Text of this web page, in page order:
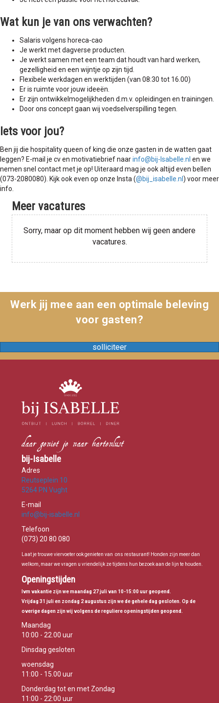
Wat kun je van ons verwachten?
Salaris volgens horeca-cao
Je werkt met dagverse producten.
Je werkt samen met een team dat houdt van hard werken,
gezelligheid en een wijntje op zijn tijd.
Flexibele werkdagen en werktijden (van 08:30 tot 16.00)
Er is ruimte voor jouw ideeën.
Er zijn ontwikkelmogelijkheden d.m.v. opleidingen en trainingen.
Door ons concept gaan wij voedselverspilling tegen.
Iets voor jou?
Ben jij die hospitality queen of king die onze gasten in de watten gaat
leggen? E-mail je cv en motivatiebrief naarinfo@bij-Isabelle.nl en we
nemen snel contact met je op! Uiteraard mag je ook altijd even bellen
(073-2080080). Kijk ook even op onze Insta (@bij_isabelle.nl) voor meer
info.
Meer vacatures
Sorry, maar op dit moment hebben wij geen andere
vacatures.
Werk jij mee aan een optimale beleving
voor gasten?
solliciteer
bij-Isabelle
Adres
Reutseplein 10
5264 PN Vught
E-mail
info@bij-isabelle.nl
Telefoon
(073) 20 80 080
Laat je trouwe viervoeter ook genieten van ons restaurant! Honden zijn meer dan
welkom, maar we vragen u vriendelijk ze tijdens hun bezoek aan de lijn te houden.
Openingstijden
Ivm vakantie zijn we maandag 27 juli van 10-15:00 uur geopend.
Vrijdag 31 juli en zondag 2 augustus zijn we de gehele dag gesloten. Op de
overige dagen zijn wij volgens de reguliere openingstijden geopend.
Maandag
10:00 - 22.00 uur
Dinsdag gesloten
woensdag
11:00 - 15.00 uur
Donderdag tot en met Zondag
11:00 - 22:00 uur